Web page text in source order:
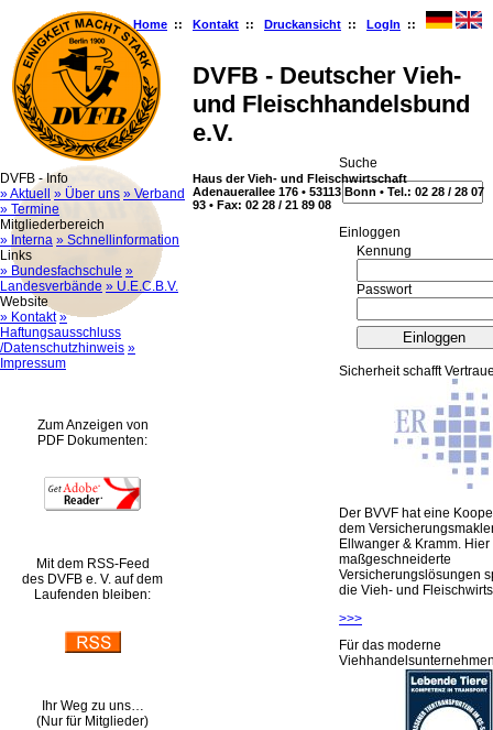
Home :: Kontakt :: Druckansicht :: LogIn ::
DVFB - Deutscher Vieh-
und Fleischhandelsbund
e.V.
Haus der Vieh- und Fleischwirtschaft
Adenauerallee 176 • 53113 Bonn • Tel.: 02 28 / 28 07
93 • Fax: 02 28 / 21 89 08
DVFB - Info
» Aktuell
» Über uns » Verband
» Termine
Mitgliederbereich
» Interna » Schnellinformation
Links
» Bundesfachschule »
Landesverbände » U.E.C.B.V.
Website
» Kontakt »
Haftungsausschluss
/Datenschutzhinweis »
Impressum
Zum Anzeigen von
PDF Dokumenten:
Mit dem RSS-Feed
des DVFB e. V. auf dem
Laufenden bleiben:
Ihr Weg zu uns…
(Nur für Mitglieder)
Suche
Ein­log­gen
Kennung
Passwort
Sicherheit schafft
Der BVVF hat eine
dem
Ellwanger & Kramm.
maßgeschneiderte
Versicherungslösungen
die Vieh- und
>>>
Für das moderne